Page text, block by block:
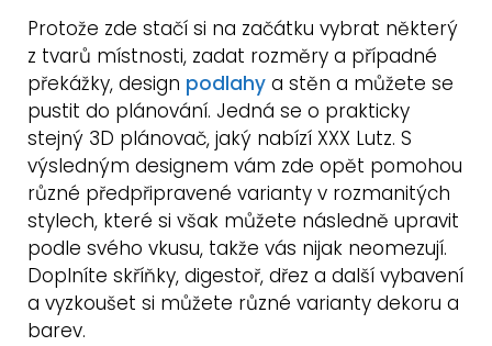
Protože zde stačí si na začátku vybrat některý
z tvarů místnosti, zadat rozměry a případné
překážky, design podlahy a stěn a můžete se
pustit do plánování. Jedná se o prakticky
stejný 3D plánovač, jaký nabízí XXX Lutz. S
výsledným designem vám zde opět pomohou
různé předpřipravené varianty v rozmanitých
stylech, které si však můžete následně upravit
podle svého vkusu, takže vás nijak neomezují.
Doplníte skříňky, digestoř, dřez a další vybavení
a vyzkoušet si můžete různé varianty dekoru a
barev.